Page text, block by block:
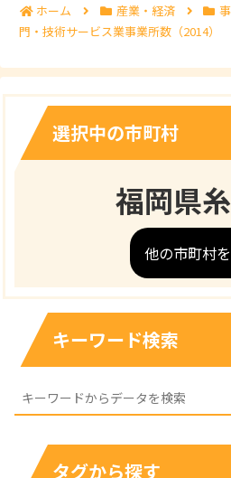
ホーム 産業・経済
門・技術サービス業事業所数（2014）
選択中の市町村
福岡県
他の市町村
キーワード検索
タグから探す